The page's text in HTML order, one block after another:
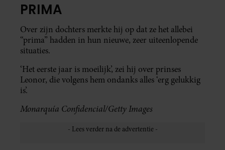
PRIMA
Over zijn dochters merkte hij op dat ze het allebei
“prima” hadden in hun nieuwe, zeer uiteenlopende
situaties.
‘Het eerste jaar is moeilijk’, zei hij over prinses
Leonor, die volgens hem ondanks alles ‘erg gelukkig
is’.
Monarquía Confidencial/Getty Images